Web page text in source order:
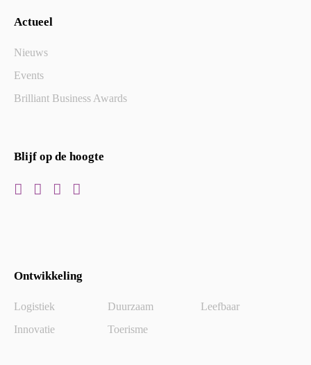
Actueel
Nieuws
Events
Brilliant Business Awards
Blijf op de hoogte
Ontwikkeling
Logistiek Duurzaam
Leefbaar
Innovatie
Toerisme